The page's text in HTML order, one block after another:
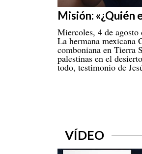
Misión: «¿Quién
Miercoles, 4 de agosto
La hermana mexicana
comboniana en Tierra
palestinas en el
todo, testimonio de
VÍDEO